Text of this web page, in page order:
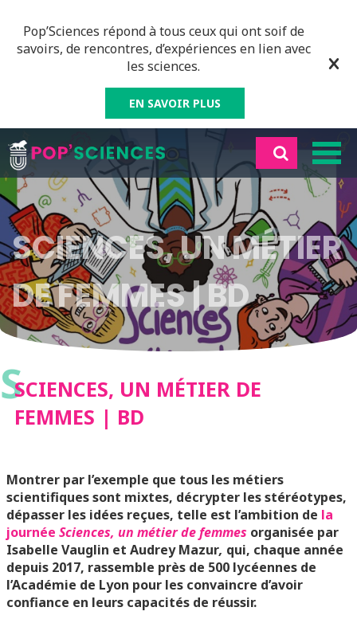
Pop’Sciences répond à tous ceux qui ont soif de
savoirs, de rencontres, d’expériences en lien avec
les sciences.
EN SAVOIR PLUS
SCIENCES, UN MÉTIER
DE FEMMES | BD
SSCIENCES, UN MÉTIER DE
FEMMES | BD
Montrer par l’exemple que tous les métiers
scientifiques sont mixtes, décrypter les stéréotypes,
dépasser les idées reçues, telle est l’ambition de la
journée Sciences, un métier de femmes organisée par
Isabelle Vauglin et Audrey Mazur, qui, chaque année
depuis 2017, rassemble près de 500 lycéennes de
l’Académie de Lyon pour les convaincre d’avoir
confiance en leurs capacités de réussir.